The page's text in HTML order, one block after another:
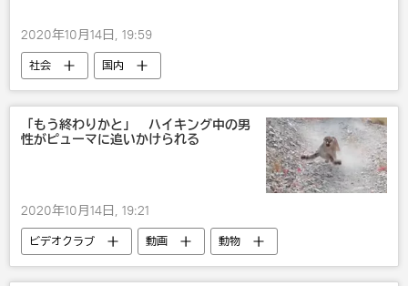
2020年10月14日, 19:59
社会 国内
「もう終わりかと」 ハイキング中の男
性がピューマに追いかけられる
2020年10月14日, 19:21
ビデオクラブ 動画 動物